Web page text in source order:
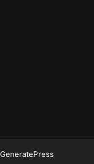
GeneratePress